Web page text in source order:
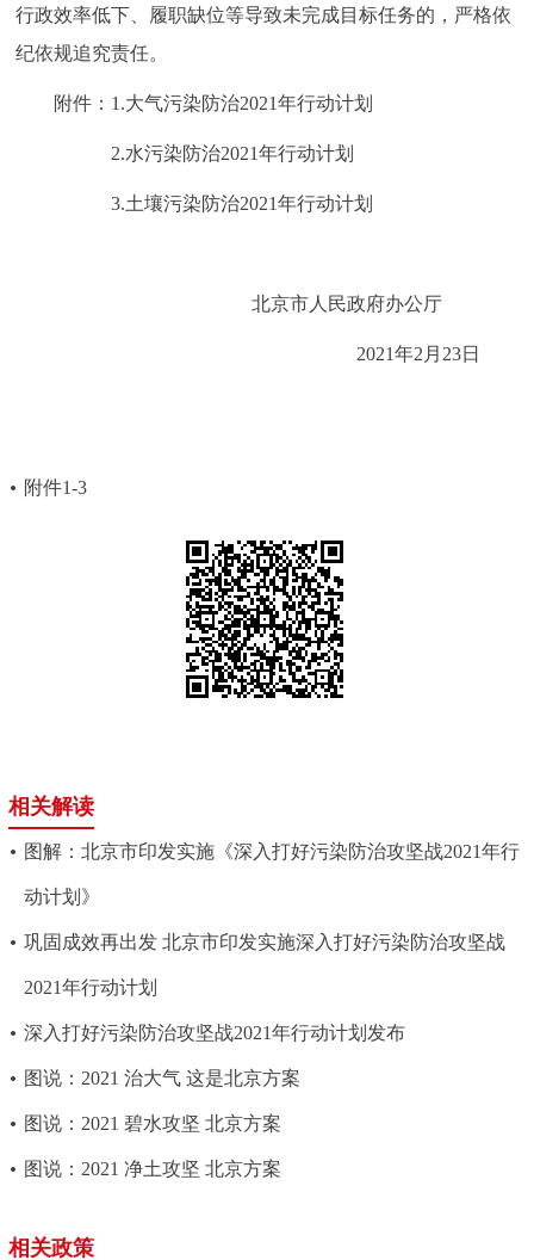
行政效率低下、履职缺位等导致未完成目标任务的，严格依
纪依规追究责任。
附件：1.大气污染防治2021年行动计划
2.水污染防治2021年行动计划
3.土壤污染防治2021年行动计划
北京市人民政府办公厅
2021年2月23日
附件1-3
相关解读
图解：北京市印发实施《深入打好污染防治攻坚战2021年行
动计划》
巩固成效再出发 北京市印发实施深入打好污染防治攻坚战
2021年行动计划
深入打好污染防治攻坚战2021年行动计划发布
图说：2021 治大气 这是北京方案
图说：2021 碧水攻坚 北京方案
图说：2021 净土攻坚 北京方案
相关政策